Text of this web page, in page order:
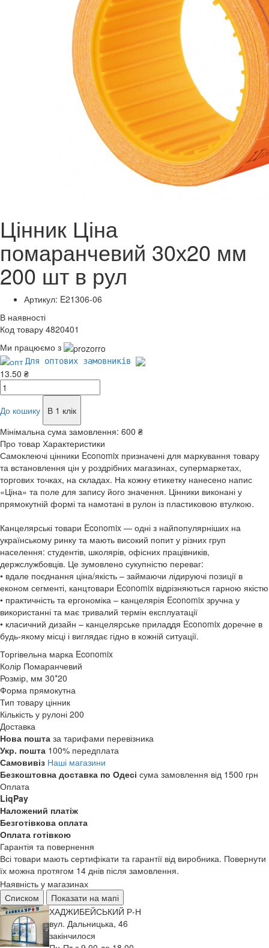
Цінник Ціна
помаранчевий 30х20 мм
200 шт в рул
Артикул: E21306-06
В наявності
Код товару 4820401
Ми працюємо з
Для оптових замовників
13.50 ₴
До кошику
В 1 клік
Мінімальна сума замовлення: 600 ₴
Про товар Характеристики
Самоклеючі цінники Economix призначені для маркування товару
та встановлення цін у роздрібних магазинах, супермаркетах,
торгових точках, на складах. На кожну етикетку нанесено напис
«Ціна» та поле для запису його значення. Цінники виконані у
прямокутній формі та намотані в рулон із пластиковою втулкою.
Канцелярські товари Economix — одні з найпопулярніших на
українському ринку та мають високий попит у різних груп
населення: студентів, школярів, офісних працівників,
держслужбовців. Це зумовлено сукупністю переваг:
• вдале поєднання ціна/якість – займаючи лідируючі позиції в
економ сегменті, канцтовари Economix відрізняються гарною якістю
• практичність та ергономіка – канцелярія Economix зручна у
використанні та має тривалий термін експлуатації
• класичний дизайн – канцелярське приладдя Economix доречне в
будь-якому місці і виглядає гідно в кожній ситуації.
Торгівельна марка Economix
Колір Помаранчевий
Розмір, мм 30*20
Форма прямокутна
Тип товару цінник
Кількість у рулоні 200
Доставка
Нова пошта за тарифами перевізника
Укр. пошта 100% передплата
Самовивіз Наші магазини
Безкоштовна доставка по Одесі сума замовлення від 1500 грн
Оплата
LiqPay
Наложений платіж
Безготівкова оплата
Оплата готівкою
Гарантія та повернення
Всі товари мають сертифікати та гарантії від виробника. Повернути
їх можна протягом 14 днів після замовлення.
Наявність у магазинах
Списком
Показати на мапі
ХАДЖИБЕЙСЬКИЙ Р-Н
вул. Дальницька, 46
закінчилося